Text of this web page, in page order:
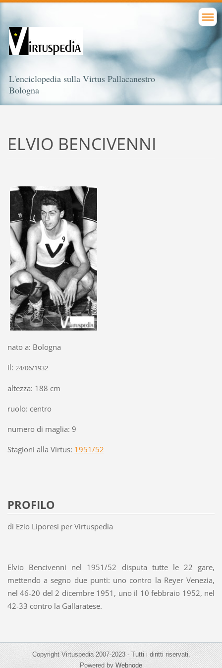
L'enciclopedia sulla Virtus Pallacanestro
Bologna
ELVIO BENCIVENNI
nato a: Bologna
il: 24/06/1932
altezza: 188 cm
ruolo: centro
numero di maglia: 9
Stagioni alla Virtus: 1951/52
PROFILO
di Ezio Liporesi per Virtuspedia
Elvio Bencivenni nel 1951/52 disputa tutte le 22 gare,
mettendo a segno due punti: uno contro la Reyer Venezia,
nel 46-20 del 2 dicembre 1951, uno il 10 febbraio 1952, nel
42-33 contro la Gallaratese.
Copyright Virtuspedia 2007-2023 - Tutti i diritti riservati.
Powered byWebnode